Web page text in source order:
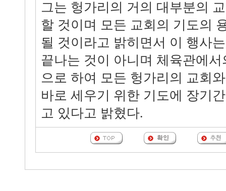
그는 헝가리의 거의 대부분의
할 것이며 모든 교회의 기도의
될 것이라고 밝히면서 이 행사
끝나는 것이 아니며 체육관에
으로 하여 모든 헝가리의 교회
바로 세우기 위한 기도에 장기
고 있다고 밝혔다.